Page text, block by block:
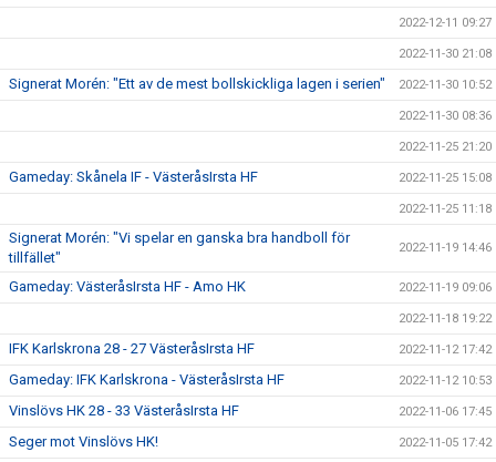
2022-12-11 09:27
2022-11-30 21:08
Signerat Morén: "Ett av de mest bollskickliga lagen i serien" 2022-11-30 10:52
2022-11-30 08:36
2022-11-25 21:20
Gameday: Skånela IF - VästeråsIrsta HF 2022-11-25 15:08
2022-11-25 11:18
Signerat Morén: "Vi spelar en ganska bra handboll för
tillfället"
2022-11-19 14:46
Gameday: VästeråsIrsta HF - Amo HK 2022-11-19 09:06
2022-11-18 19:22
IFK Karlskrona 28 - 27 VästeråsIrsta HF 2022-11-12 17:42
Gameday: IFK Karlskrona - VästeråsIrsta HF 2022-11-12 10:53
Vinslövs HK 28 - 33 VästeråsIrsta HF 2022-11-06 17:45
Seger mot Vinslövs HK! 2022-11-05 17:42